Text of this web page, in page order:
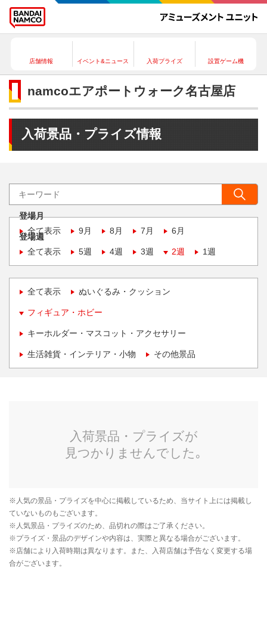
店舗情報 イベント&ニュース 入荷プライズ 設置ゲーム機
namcoエアポートウォーク名古屋店
入荷景品・プライズ情報
登場月
全て表示
9月 8月 7月 6月
登場週
全て表示
5週 4週 3週 2週 1週
全て表示 ぬいぐるみ・クッション
フィギュア・ホビー
キーホルダー・マスコット・アクセサリー
生活雑貨・インテリア・小物 その他景品